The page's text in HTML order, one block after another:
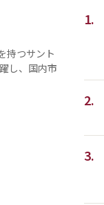
持つサント
し、国内市
1.
2.
3.